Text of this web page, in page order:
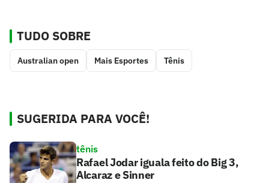
TUDO SOBRE
Australian open Mais Esportes Tênis
SUGERIDA PARA VOCÊ!
tênis
Rafael Jodar iguala feito do Big 3,
Alcaraz e Sinner